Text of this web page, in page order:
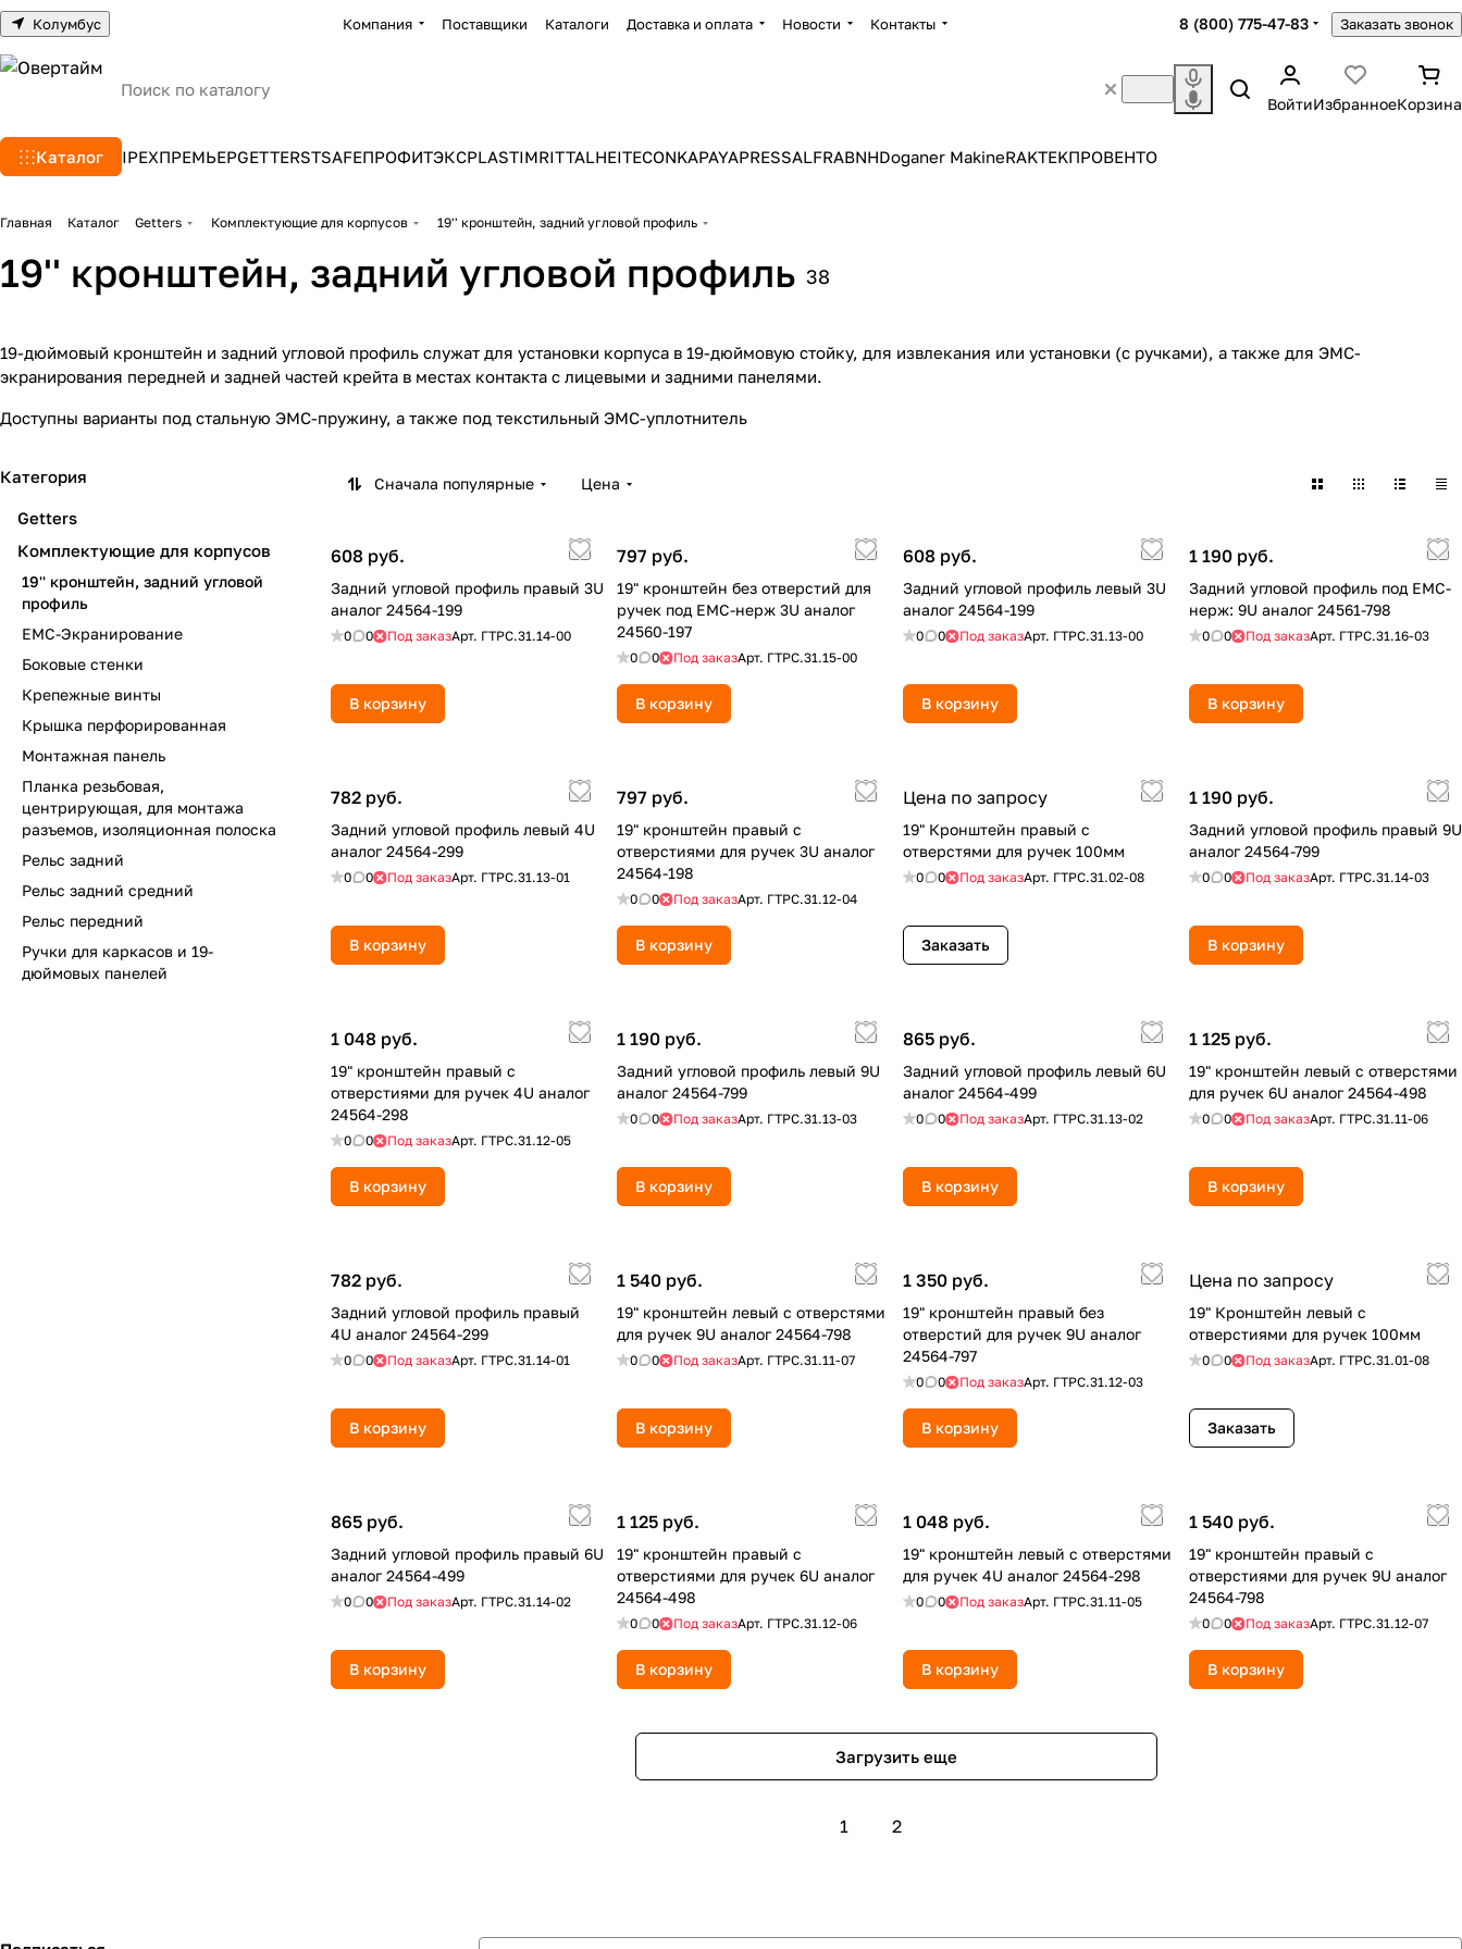
Колумбус Компания Поставщики Каталоги Доставка и оплата Новости Контакты 8 (800) 775-47-83 Заказать звонок
ВойтиИзбранноеКорзина
Каталог IPEXПРЕМЬЕРGETTERSTSAFEПРОФИТЭКСPLASTIMRITTALHEITECONKAPAYAPRESSALFRABNHDoganer MakineRAKTEKПРОВЕНТО
Главная Каталог Getters Комплектующие для корпусов 19'' кронштейн, задний угловой профиль
19'' кронштейн, задний угловой профиль 38
19-дюймовый кронштейн и задний угловой профиль служат для установки корпуса в 19-дюймовую стойку, для извлекания или установки (с ручками), а также для ЭМС-
экранирования передней и задней частей крейта в местах контакта с лицевыми и задними панелями.
Доступны варианты под стальную ЭМС-пружину, а также под текстильный ЭМС-уплотнитель
Сначала популярные Цена
608 руб.
Задний угловой профиль правый 3U
аналог 24564-199
0 0 Под заказАрт. ГТРС.31.14-00
В корзину
797 руб.
19" кронштейн без отверстий для
ручек под ЕМС-нерж 3U аналог
24560-197
0 0 Под заказАрт. ГТРС.31.15-00
В корзину
608 руб.
Задний угловой профиль левый 3U
аналог 24564-199
0 0 Под заказАрт. ГТРС.31.13-00
В корзину
1 190 руб.
Задний угловой профиль под ЕМС-
нерж: 9U аналог 24561-798
0 0 Под заказАрт. ГТРС.31.16-03
В корзину
782 руб.
Задний угловой профиль левый 4U
аналог 24564-299
0 0 Под заказАрт. ГТРС.31.13-01
В корзину
797 руб.
19" кронштейн правый с
отверстиями для ручек 3U аналог
24564-198
0 0 Под заказАрт. ГТРС.31.12-04
В корзину
Цена по запросу
19" Кронштейн правый с
отверстями для ручек 100мм
0 0 Под заказАрт. ГТРС.31.02-08
Заказать
1 190 руб.
Задний угловой профиль правый 9U
аналог 24564-799
0 0 Под заказАрт. ГТРС.31.14-03
В корзину
1 048 руб.
19" кронштейн правый с
отверстиями для ручек 4U аналог
24564-298
0 0 Под заказАрт. ГТРС.31.12-05
В корзину
1 190 руб.
Задний угловой профиль левый 9U
аналог 24564-799
0 0 Под заказАрт. ГТРС.31.13-03
В корзину
865 руб.
Задний угловой профиль левый 6U
аналог 24564-499
0 0 Под заказАрт. ГТРС.31.13-02
В корзину
1 125 руб.
19" кронштейн левый с отверстями
для ручек 6U аналог 24564-498
0 0 Под заказАрт. ГТРС.31.11-06
В корзину
782 руб.
Задний угловой профиль правый
4U аналог 24564-299
0 0 Под заказАрт. ГТРС.31.14-01
В корзину
1 540 руб.
19" кронштейн левый с отверстями
для ручек 9U аналог 24564-798
0 0 Под заказАрт. ГТРС.31.11-07
В корзину
1 350 руб.
19" кронштейн правый без
отверстий для ручек 9U аналог
24564-797
0 0 Под заказАрт. ГТРС.31.12-03
В корзину
Цена по запросу
19" Кронштейн левый с
отверстиями для ручек 100мм
0 0 Под заказАрт. ГТРС.31.01-08
Заказать
865 руб.
Задний угловой профиль правый 6U
аналог 24564-499
0 0 Под заказАрт. ГТРС.31.14-02
В корзину
1 125 руб.
19" кронштейн правый с
отверстиями для ручек 6U аналог
24564-498
0 0 Под заказАрт. ГТРС.31.12-06
В корзину
1 048 руб.
19" кронштейн левый с отверстями
для ручек 4U аналог 24564-298
0 0 Под заказАрт. ГТРС.31.11-05
В корзину
1 540 руб.
19" кронштейн правый с
отверстиями для ручек 9U аналог
24564-798
0 0 Под заказАрт. ГТРС.31.12-07
В корзину
Загрузить еще
1 2
Категория
Getters
Комплектующие для корпусов
19'' кронштейн, задний угловой
профиль
EМС-Экранирование
Боковые стенки
Крепежные винты
Крышка перфорированная
Монтажная панель
Планка резьбовая,
центрирующая, для монтажа
разъемов, изоляционная полоска
Рельс задний
Рельс задний средний
Рельс передний
Ручки для каркасов и 19-
дюймовых панелей